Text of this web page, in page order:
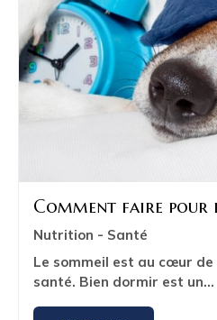
Comment faire pour
Nutrition - Santé
Le sommeil est au cœur
santé. Bien dormir est un...